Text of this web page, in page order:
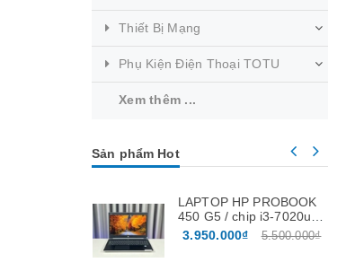
Thiết Bị Mạng
Phụ Kiện Điện Thoại TOTU
Xem thêm ...
Sản phẩm Hot
LAPTOP HP PROBOOK
450 G5 / chip i3-7020u /
ram 8Gb / ssd 256Gb /
màn 15.6″
3.950.000₫ 5.500.000₫